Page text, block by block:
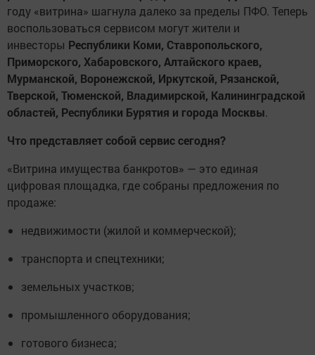
году «витрина» шагнула далеко за пределы ПФО. Теперь
воспользоваться сервисом могут жители и
инвесторы Республики Коми, Ставропольского,
Приморского, Хабаровского, Алтайского краев,
Мурманской, Воронежской, Иркутской, Рязанской,
Тверской, Тюменской, Владимирской, Калининградской
областей, Республики Бурятия и города Москвы.
Что представляет собой сервис сегодня?
«Витрина имущества банкротов» — это единая
цифровая площадка, где собраны предложения по
продаже:
недвижимости (жилой и коммерческой);
транспорта и спецтехники;
земельных участков;
промышленного оборудования;
готового бизнеса;